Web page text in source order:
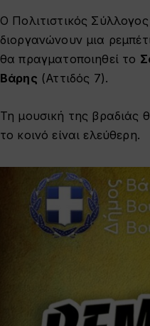
Ο Πολιτιστικός Σύλλογος
διοργανώνουν μια
θα πραγματοποιηθεί το
Βάρης (Αττιδός 7).
Τη μουσική της βραδιάς
το κοινό είναι ελεύθερη.